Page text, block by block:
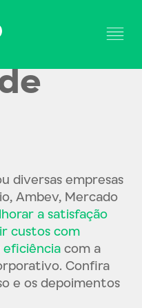
diversas empresas
Ambev, Mercado
a satisfação
custos com
com a
Confira
e os depoimentos